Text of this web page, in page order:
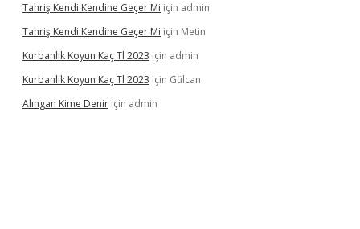
Tahriş Kendi Kendine Geçer Mi için admin
Tahriş Kendi Kendine Geçer Mi için Metin
Kurbanlık Koyun Kaç Tl 2023 için admin
Kurbanlık Koyun Kaç Tl 2023 için Gülcan
Alıngan Kime Denir için admin